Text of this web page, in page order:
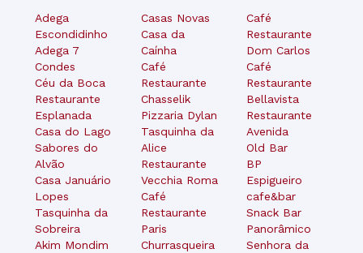
Adega
Escondidinho
Adega 7
Condes
Céu da Boca
Restaurante
Esplanada
Casa do Lago
Sabores do
Alvão
Casa Januário
Lopes
Tasquinha da
Sobreira
Akim Mondim
Casas Novas
Casa da
Caínha
Café
Restaurante
Chasselik
Pizzaria Dylan
Tasquinha da
Alice
Restaurante
Vecchia Roma
Café
Restaurante
Paris
Churrasqueira
Café
Restaurante
Dom Carlos
Café
Restaurante
Bellavista
Restaurante
Avenida
Old Bar
BP
Espigueiro
cafe&bar
Snack Bar
Panorâmico
Senhora da